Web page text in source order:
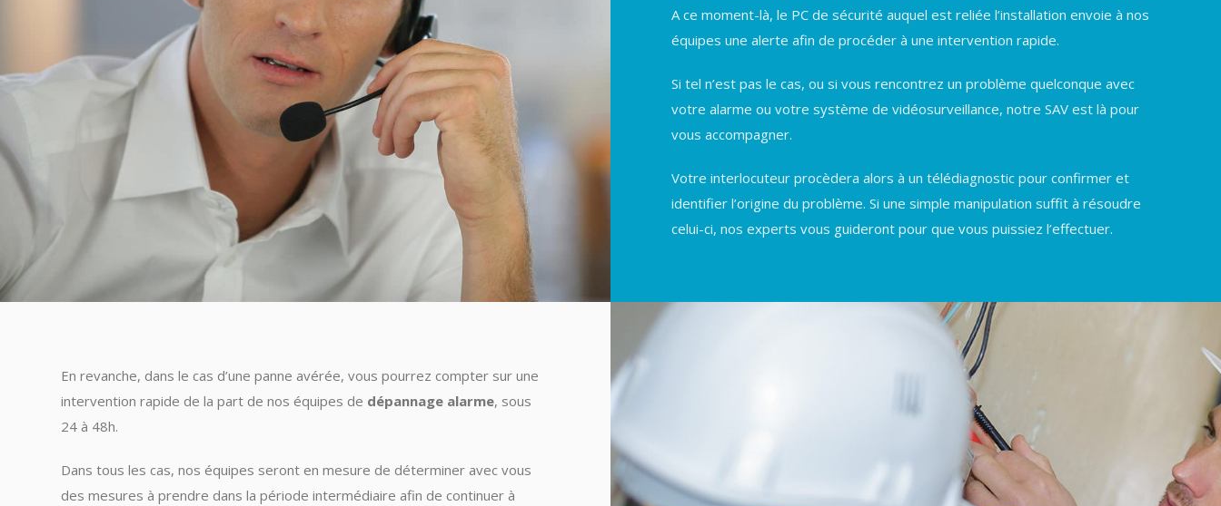
A ce moment-là, le PC de sécurité auquel est reliée l’installation envoie à nos
équipes une alerte afin de procéder à une intervention rapide.
Si tel n’est pas le cas, ou si vous rencontrez un problème quelconque avec
votre alarme ou votre système de vidéosurveillance, notre SAV est là pour
vous accompagner.
Votre interlocuteur procèdera alors à un télédiagnostic pour confirmer et
identifier l’origine du problème. Si une simple manipulation suffit à résoudre
celui-ci, nos experts vous guideront pour que vous puissiez l’effectuer.
En revanche, dans le cas d’une panne avérée, vous pourrez compter sur une
intervention rapide de la part de nos équipes de dépannage alarme, sous
24 à 48h.
Dans tous les cas, nos équipes seront en mesure de déterminer avec vous
des mesures à prendre dans la période intermédiaire afin de continuer à